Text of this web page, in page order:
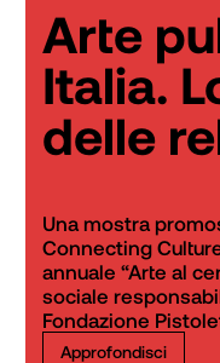
Arte
Italia.
delle
Una mostra
Connecting
annuale “Arte al
sociale
Fondazione
Approfondisci